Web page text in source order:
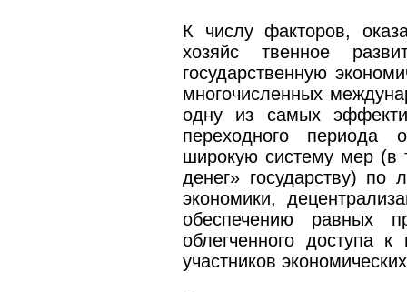
К числу факторов,
хозяйс твенное
государственную
многочисленных
одну из самых
переходного периода
широкую систему мер (в
денег» государству) по
экономики,
обеспечению равных
облегченного доступа
участников